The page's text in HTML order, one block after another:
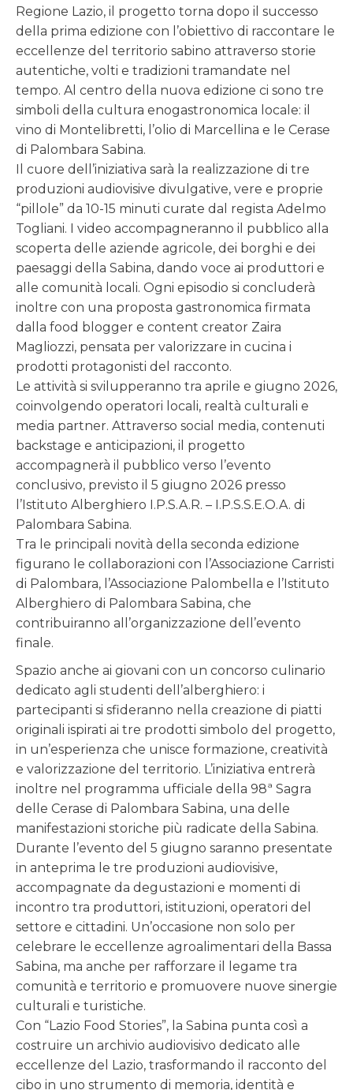
Regione Lazio, il progetto torna dopo il successo
della prima edizione con l’obiettivo di raccontare le
eccellenze del territorio sabino attraverso storie
autentiche, volti e tradizioni tramandate nel
tempo. Al centro della nuova edizione ci sono tre
simboli della cultura enogastronomica locale: il
vino di Montelibretti, l’olio di Marcellina e le Cerase
di Palombara Sabina.
Il cuore dell’iniziativa sarà la realizzazione di tre
produzioni audiovisive divulgative, vere e proprie
“pillole” da 10-15 minuti curate dal regista Adelmo
Togliani. I video accompagneranno il pubblico alla
scoperta delle aziende agricole, dei borghi e dei
paesaggi della Sabina, dando voce ai produttori e
alle comunità locali. Ogni episodio si concluderà
inoltre con una proposta gastronomica firmata
dalla food blogger e content creator Zaira
Magliozzi, pensata per valorizzare in cucina i
prodotti protagonisti del racconto.
Le attività si svilupperanno tra aprile e giugno 2026,
coinvolgendo operatori locali, realtà culturali e
media partner. Attraverso social media, contenuti
backstage e anticipazioni, il progetto
accompagnerà il pubblico verso l’evento
conclusivo, previsto il 5 giugno 2026 presso
l’Istituto Alberghiero I.P.S.A.R. – I.P.S.S.E.O.A. di
Palombara Sabina.
Tra le principali novità della seconda edizione
figurano le collaborazioni con l’Associazione Carristi
di Palombara, l’Associazione Palombella e l’Istituto
Alberghiero di Palombara Sabina, che
contribuiranno all’organizzazione dell’evento
finale.
Spazio anche ai giovani con un concorso culinario
dedicato agli studenti dell’alberghiero: i
partecipanti si sfideranno nella creazione di piatti
originali ispirati ai tre prodotti simbolo del progetto,
in un’esperienza che unisce formazione, creatività
e valorizzazione del territorio. L’iniziativa entrerà
inoltre nel programma ufficiale della 98ª Sagra
delle Cerase di Palombara Sabina, una delle
manifestazioni storiche più radicate della Sabina.
Durante l’evento del 5 giugno saranno presentate
in anteprima le tre produzioni audiovisive,
accompagnate da degustazioni e momenti di
incontro tra produttori, istituzioni, operatori del
settore e cittadini. Un’occasione non solo per
celebrare le eccellenze agroalimentari della Bassa
Sabina, ma anche per rafforzare il legame tra
comunità e territorio e promuovere nuove sinergie
culturali e turistiche.
Con “Lazio Food Stories”, la Sabina punta così a
costruire un archivio audiovisivo dedicato alle
eccellenze del Lazio, trasformando il racconto del
cibo in uno strumento di memoria, identità e